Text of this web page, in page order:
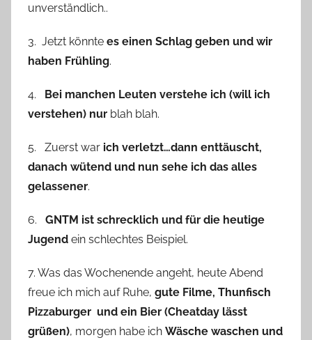
unverständlich..
3. Jetzt könnte es einen Schlag geben und wir
haben Frühling.
4. Bei manchen Leuten verstehe ich (will ich
verstehen) nur blah blah.
5. Zuerst war ich verletzt…dann enttäuscht,
danach wütend und nun sehe ich das alles
gelassener.
6. GNTM ist schrecklich und für die heutige
Jugend ein schlechtes Beispiel.
7. Was das Wochenende angeht, heute Abend
freue ich mich auf Ruhe, gute Filme, Thunfisch
Pizzaburger und ein Bier (Cheatday lässt
grüßen), morgen habe ich Wäsche waschen und